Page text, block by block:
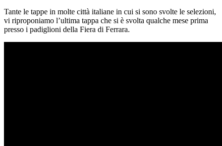
Tante le tappe in molte città italiane in cui si sono svolte le selezioni,
vi riproponiamo l’ultima tappa che si è svolta qualche mese prima
presso i padiglioni della Fiera di Ferrara.